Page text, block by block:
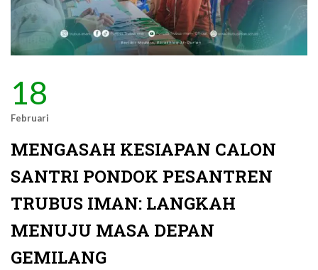
18
Februari
MENGASAH KESIAPAN CALON
SANTRI PONDOK PESANTREN
TRUBUS IMAN: LANGKAH
MENUJU MASA DEPAN
GEMILANG